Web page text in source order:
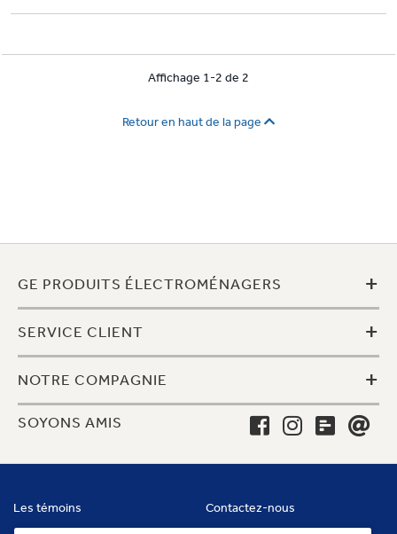
Affichage 1-2 de 2
Retour en haut de la page
GE PRODUITS ÉLECTROMÉNAGERS +
SERVICE CLIENT +
NOTRE COMPAGNIE +
SOYONS AMIS
Les témoins Contactez-nous